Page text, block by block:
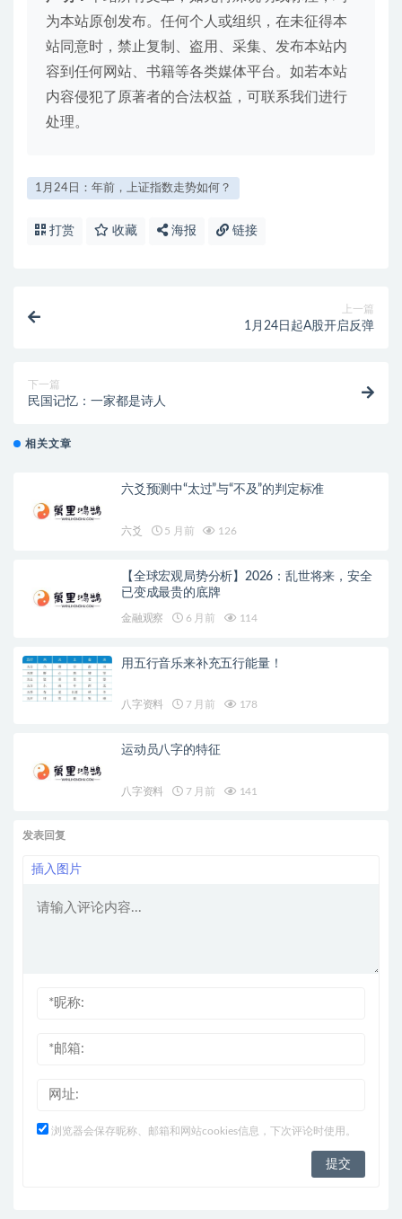
为本站原创发布。任何个人或组织，在未征得本
站同意时，禁止复制、盗用、采集、发布本站内
容到任何网站、书籍等各类媒体平台。如若本站
内容侵犯了原著者的合法权益，可联系我们进行
处理。
1月24日：年前，上证指数走势如何？
打赏 收藏 海报 链接
上一篇
1月24日起A股开启反弹
下一篇
民国记忆：一家都是诗人
相关文章
六爻预测中“太过”与“不及”的判定标准
六爻 5 月前 126
【全球宏观局势分析】2026：乱世将来，安全
已变成最贵的底牌
金融观察 6 月前 114
用五行音乐来补充五行能量！
八字资料 7 月前 178
运动员八字的特征
八字资料 7 月前 141
发表回复
插入图片
浏览器会保存昵称、邮箱和网站cookies信息，下次评论时使用。